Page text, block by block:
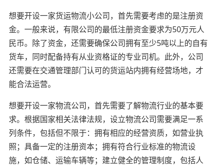
想要开设一家货运物流小公司，首先需要考虑的是注册资
金。一般来说，有限公司的最低注册资金要求为50万元人
民币。除了资金，还需要确保公司拥有至少5吨以上的自有
货车，同时配备持有从业资格证的专业司机。此外，公司
还需要在交通管理部门认可的货运站内拥有经营场地，才
能合法运营。
想要开设一家物流公司，首先需要了解物流行业的基本要
求。根据国家相关法律法规，设立物流公司需要满足一系
列条件，包括但不限于：拥有相应的经营资质，如营业执
照；具备一定的注册资本；拥有符合行业标准的物流设
施，如仓储、运输车辆等；建立健全的管理制度，包括人